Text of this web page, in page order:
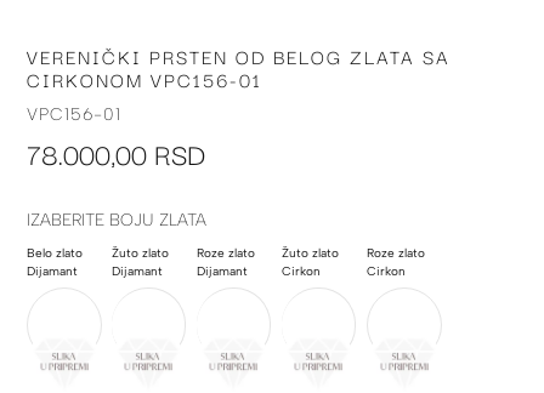
Skip
to
the
of
gallery
VERENIČKI PRSTEN OD BELOG ZLATA SA
CIRKONOM VPC156-01
VPC156-01
78.000,00 RSD
IZABERITE BOJU ZLATA
Belo zlato
Dijamant
Žuto zlato
Dijamant
Roze zlato
Dijamant
Žuto zlato
Cirkon
Roze zlato
Cirkon